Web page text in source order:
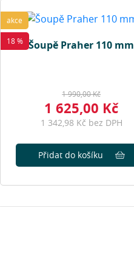
akce
18 % Šoupě Praher 110 mm
1 990,00 Kč
1 625,00 Kč
1 342,98 Kč bez DPH
Přidat do košíku